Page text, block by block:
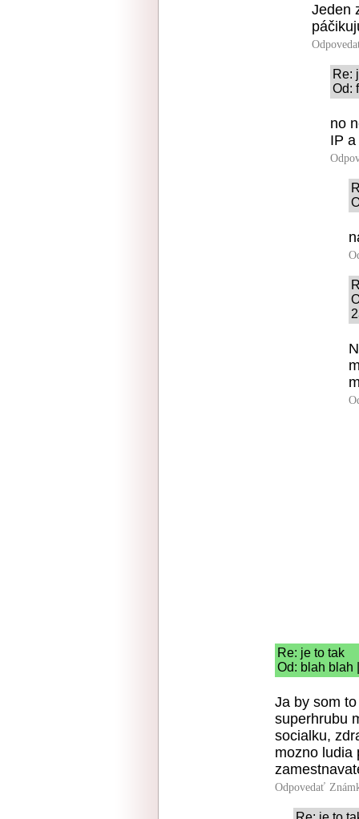
Jeden
Re:
Od:
no
IP
Re: je to tak
Od: blah blah
Ja by som
superhrubu
socialku,
mozno ludia
Odpovedať